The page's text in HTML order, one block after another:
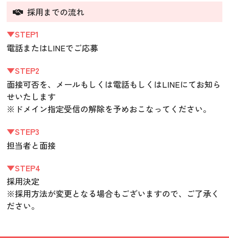
採用までの流れ
▼STEP1
電話またはLINEでご応募
▼STEP2
面接可否を、メールもしくは電話もしくはLINEにてお知ら
せいたします
※ドメイン指定受信の解除を予めおこなってください。
▼STEP3
担当者と面接
▼STEP4
採用決定
※採用方法が変更となる場合もございますので、ご了承く
ださい。